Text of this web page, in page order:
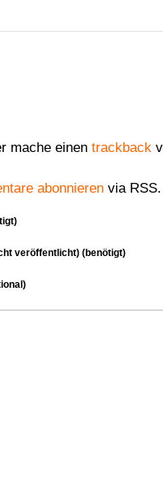
mache einen trackback
abonnieren via RSS.
veröffentlicht) (benötigt)